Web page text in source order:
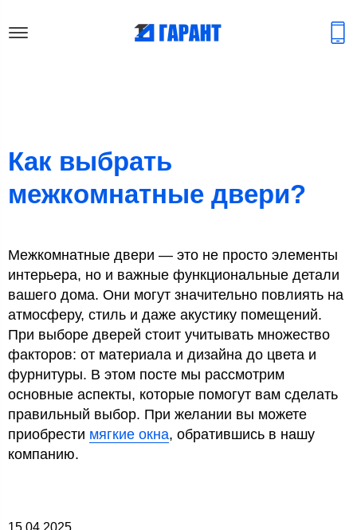
Как выбрать
межкомнатные двери?
Межкомнатные двери — это не просто элементы
интерьера, но и важные функциональные детали
вашего дома. Они могут значительно повлиять на
атмосферу, стиль и даже акустику помещений.
При выборе дверей стоит учитывать множество
факторов: от материала и дизайна до цвета и
фурнитуры. В этом посте мы рассмотрим
основные аспекты, которые помогут вам сделать
правильный выбор. При желании вы можете
приобрести мягкие окна, обратившись в нашу
компанию.
15.04.2025